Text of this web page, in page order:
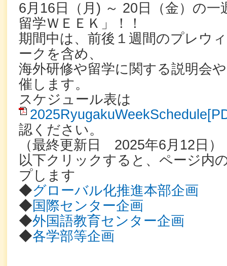
6月16日（月) ～ 20日（金）の
留学ＷＥＥＫ」！！
期間中は、前後１週間のプレウ
ークを含め、
海外研修や留学に関する説明会
催します。
スケジュール表は
認ください。
（最終更新日 2025年6月12日）
以下クリックすると、ページ内
プします
◆グローバル化推進本部企画
◆国際センター企画
◆外国語教育センター企画
◆各学部等企画